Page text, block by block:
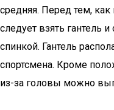
средняя. Перед тем,
следует взять гантель
спинкой. Гантель
спортсмена. Кроме
из-за головы можно